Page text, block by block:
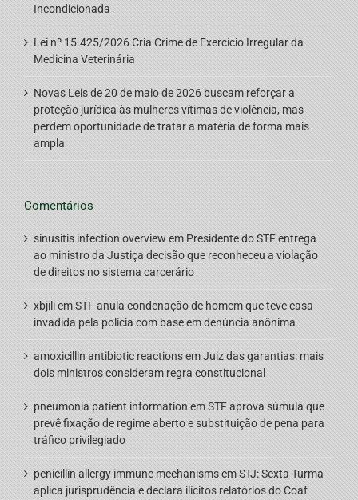
Incondicionada
Lei nº 15.425/2026 Cria Crime de Exercício Irregular da
Medicina Veterinária
Novas Leis de 20 de maio de 2026 buscam reforçar a
proteção jurídica às mulheres vítimas de violência, mas
perdem oportunidade de tratar a matéria de forma mais
ampla
Comentários
sinusitis infection overview em Presidente do STF entrega
ao ministro da Justiça decisão que reconheceu a violação
de direitos no sistema carcerário
xbjiliemSTF anula condenação de homem que teve casa
invadida pela polícia com base em denúncia anônima
amoxicillin antibiotic reactionsemJuiz das garantias: mais
dois ministros consideram regra constitucional
pneumonia patient information emSTF aprova súmula que
prevê fixação de regime aberto e substituição de pena para
tráfico privilegiado
penicillin allergy immune mechanismsemSTJ: Sexta Turma
aplica jurisprudência e declara ilícitos relatórios do Coaf